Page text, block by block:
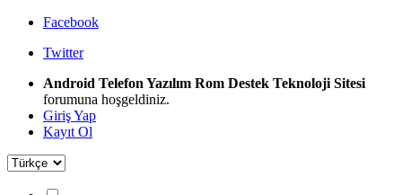
Facebook
Twitter
Android Telefon Yazılım Rom Destek Teknoloji Sitesi
forumuna hoşgeldiniz.
Giriş Yap
Kayıt Ol